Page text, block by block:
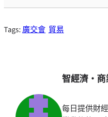
Tags:廣交會 貿易
智經濟・
每日提供財